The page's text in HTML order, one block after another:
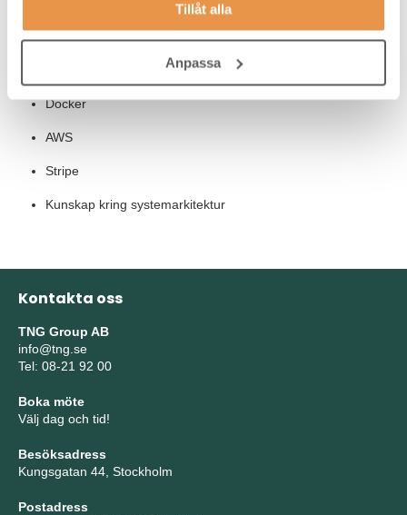
Tillåt alla
Anpassa
InfluxDB
Docker
AWS
Stripe
Kunskap kring systemarkitektur
Kontakta oss
TNG Group AB
info@tng.se
Tel: 08-21 92 00
Boka möte
Välj dag och tid!
Besöksadress
Kungsgatan 44, Stockholm
Postadress